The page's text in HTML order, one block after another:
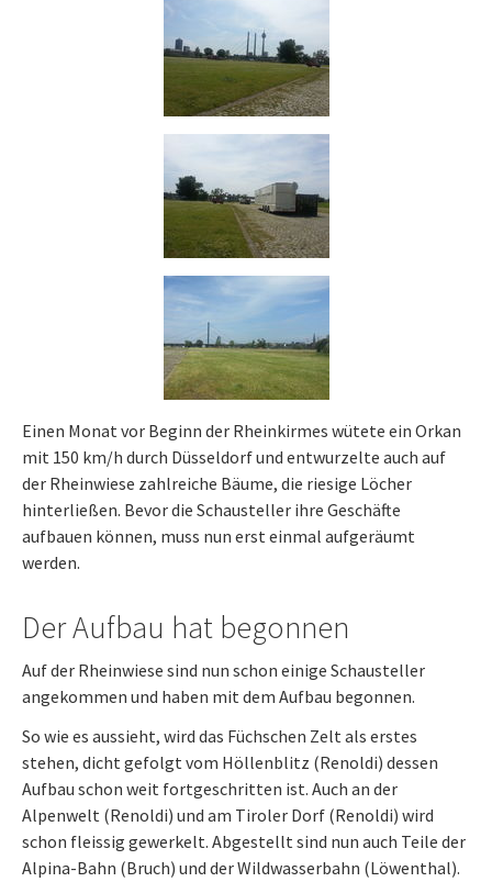
Einen Monat vor Beginn der Rheinkirmes wütete ein Orkan
mit 150 km/h durch Düsseldorf und entwurzelte auch auf
der Rheinwiese zahlreiche Bäume, die riesige Löcher
hinterließen. Bevor die Schausteller ihre Geschäfte
aufbauen können, muss nun erst einmal aufgeräumt
werden.
Der Aufbau hat begonnen
Auf der Rheinwiese sind nun schon einige Schausteller
angekommen und haben mit dem Aufbau begonnen.
So wie es aussieht, wird das Füchschen Zelt als erstes
stehen, dicht gefolgt vom Höllenblitz (Renoldi) dessen
Aufbau schon weit fortgeschritten ist. Auch an der
Alpenwelt (Renoldi) und am Tiroler Dorf (Renoldi) wird
schon fleissig gewerkelt. Abgestellt sind nun auch Teile der
Alpina-Bahn (Bruch) und der Wildwasserbahn (Löwenthal).